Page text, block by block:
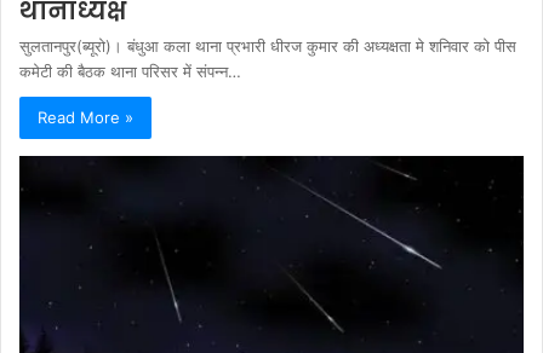
थानाध्यक्ष
सुलतानपुर(ब्यूरो)। बंधुआ कला थाना प्रभारी धीरज कुमार की अध्यक्षता मे शनिवार को पीस
कमेटी की बैठक थाना परिसर में संपन्न…
Read More »